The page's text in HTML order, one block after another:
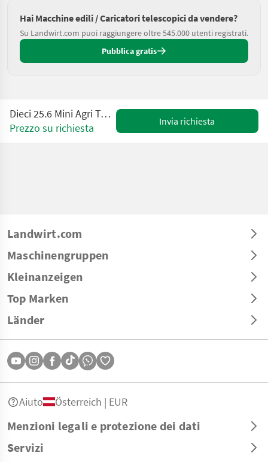
Hai Macchine edili / Caricatori telescopici da vendere?
Su Landwirt.com puoi raggiungere oltre 545.000 utenti registrati.
Pubblica gratis
Dieci 25.6 Mini Agri Teleskoplader Vorführer
Prezzo su richiesta
Invia richiesta
Landwirt.com
Maschinengruppen
Kleinanzeigen
Top Marken
Länder
Menzioni legali e protezione dei dati
Servizi
Aiuto Österreich | EUR